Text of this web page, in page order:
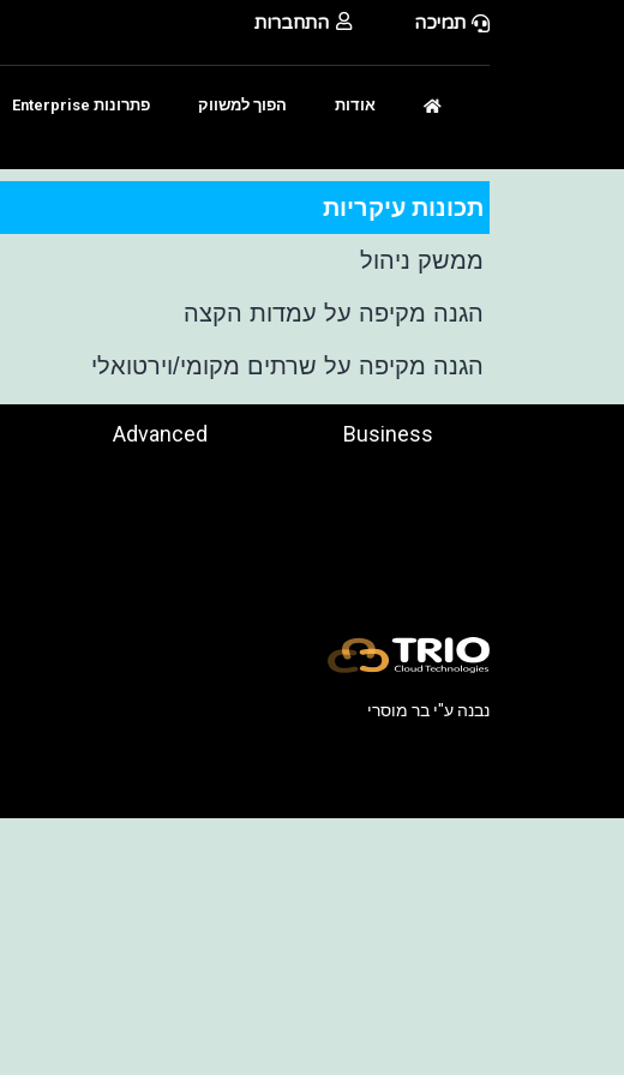
תמיכה התחברות
אודות הפוך למשווק פתרונות Enterprise
תכונות עיקריות
ממשק ניהול
הגנה מקיפה על עמדות הקצה
הגנה מקיפה על שרתים מקומי/וירטואלי
Business
Advanced
נבנה ע"י בר מוסרי